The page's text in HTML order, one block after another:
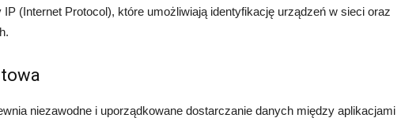
(Internet Protocol), które umożliwiają identyfikację urządzeń w sieci oraz
niezawodne i uporządkowane dostarczanie danych między aplikacjami